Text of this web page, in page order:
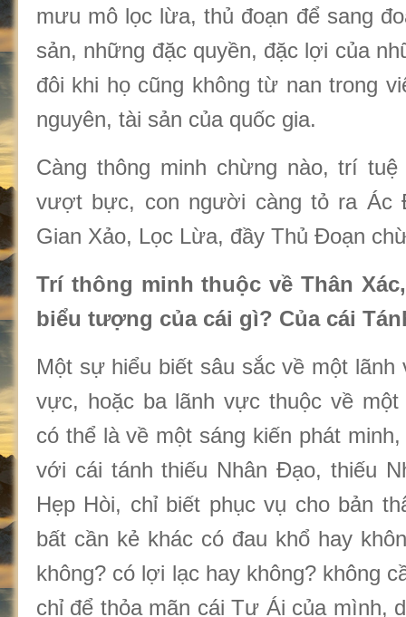
mưu mô lọc lừa, thủ đoạn để sang
sản, những đặc quyền, đặc lợi của
đôi khi họ cũng không từ nan trong
nguyên, tài sản của quốc gia.
Càng thông minh chừng nào, trí tuệ
vượt bực, con người càng tỏ ra Ác
Gian Xảo, Lọc Lừa, đầy Thủ Đoạn
Trí thông minh thuộc về Thân
biểu tượng của cái gì? Của cái
Một sự hiểu biết sâu sắc về một lãnh
vực, hoặc ba lãnh vực thuộc về
có thể là về một sáng kiến phát
với cái tánh thiếu Nhân Đạo, thiếu
Hẹp Hòi, chỉ biết phục vụ cho bản
bất cần kẻ khác có đau khổ hay
không? có lợi lạc hay không? không
chỉ để thỏa mãn cái Tự Ái của mình,